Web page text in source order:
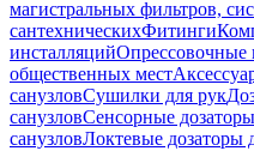
магистральных фильтров,
сантехническихФитинги
инсталляцийОпрессовочные
общественных мест
санузловСушилки для рук
санузловСенсорные
санузловЛоктевые дозаторы